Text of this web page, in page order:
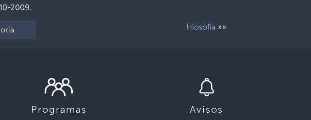
2009.
Filosofía »»
Programas Avisos